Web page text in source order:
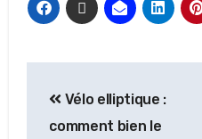
Vélo elliptique :
comment bien le